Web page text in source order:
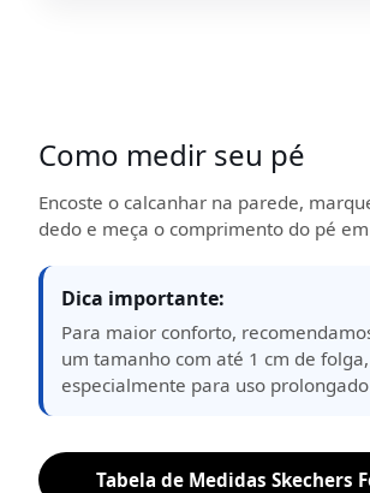
Como medir seu pé
Encoste o calcanhar na parede,
dedo e meça o comprimento do pé
Dica importante:
Para maior conforto,
um tamanho com até 1 cm de folga,
especialmente para uso
Tabela de Medidas Skechers